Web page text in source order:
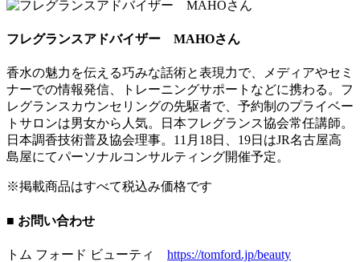
フレグランスアドバイザー MAHOさん
香水の魅力を伝える巧みな話術と表現力で、メディアやセミ
ナーでの情報発信、トレーニングサポートなどに携わる。フ
レグランスカウンセリングの先駆者で、予約制のプライベー
トサロンは男女から人気。日本フレグランス協会常任講師。
日本調香技術普及協会理事。11月18日、19日はJR名古屋高
島屋にてパーソナルコンサルティング開催予定。
※掲載商品はすべて税込み価格です
■ お問い合わせ
トム フォード ビューティ https://tomford.jp/beauty